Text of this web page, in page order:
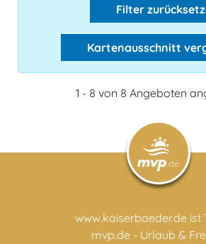
Filter
Kartenausschnitt
1 - 8 von 8 Angeboten
www.kaiserbaeder.de ist
mvp.de - Urlaub &